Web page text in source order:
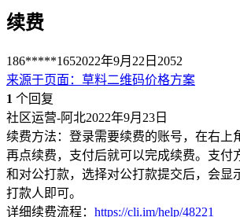
续费
186*****1652022年9月22日 2052
来源于页面 ： 草料二维码价格方案
1 个回复
社区运营-阿北2022年9月23日
续费方法：登录需要续费的账号，在右上
再点续费，支付后就可以完成续费。支付
和对公打款，选择对公打款提交后，会显
打款人即可。
详细续费流程： https://cli.im/help/48221